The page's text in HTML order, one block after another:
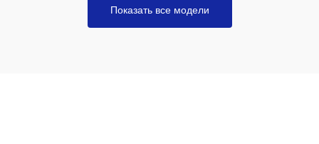
Показать все модели